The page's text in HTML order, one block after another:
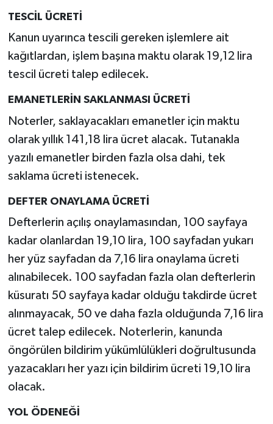
TESCİL ÜCRETİ
Kanun uyarınca tescili gereken işlemlere ait
kağıtlardan, işlem başına maktu olarak 19,12 lira
tescil ücreti talep edilecek.
EMANETLERİN SAKLANMASI ÜCRETİ
Noterler, saklayacakları emanetler için maktu
olarak yıllık 141,18 lira ücret alacak. Tutanakla
yazılı emanetler birden fazla olsa dahi, tek
saklama ücreti istenecek.
DEFTER ONAYLAMA ÜCRETİ
Defterlerin açılış onaylamasından, 100 sayfaya
kadar olanlardan 19,10 lira, 100 sayfadan yukarı
her yüz sayfadan da 7,16 lira onaylama ücreti
alınabilecek. 100 sayfadan fazla olan defterlerin
küsuratı 50 sayfaya kadar olduğu takdirde ücret
alınmayacak, 50 ve daha fazla olduğunda 7,16 lira
ücret talep edilecek. Noterlerin, kanunda
öngörülen bildirim yükümlülükleri doğrultusunda
yazacakları her yazı için bildirim ücreti 19,10 lira
olacak.
YOL ÖDENEĞİ